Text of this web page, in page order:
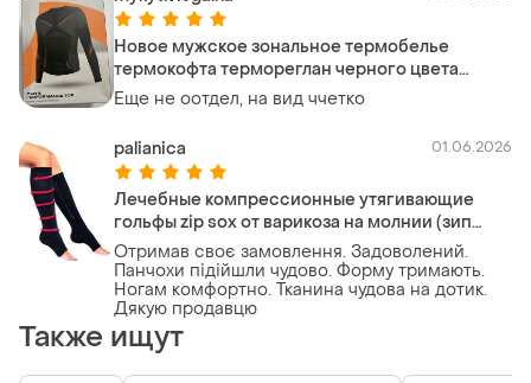
Новое мужское зональное термобелье
термокофта термореглан черного цвета
размер xl crivit
Еще не оотдел, на вид ччетко
palianica 01.06.2026
Лечебные компрессионные утягивающие
гольфы zip sox от варикоза на молнии (зип
сокс) s/m черные
Отримав своє замовлення. Задоволений.
Панчохи підійшли чудово. Форму тримають.
Ногам комфортно. Тканина чудова на дотик.
Дякую продавцю
Также ищут